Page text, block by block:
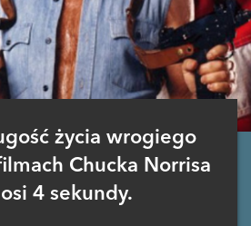
życia wrogiego
Chucka Norrisa
4 sekundy.